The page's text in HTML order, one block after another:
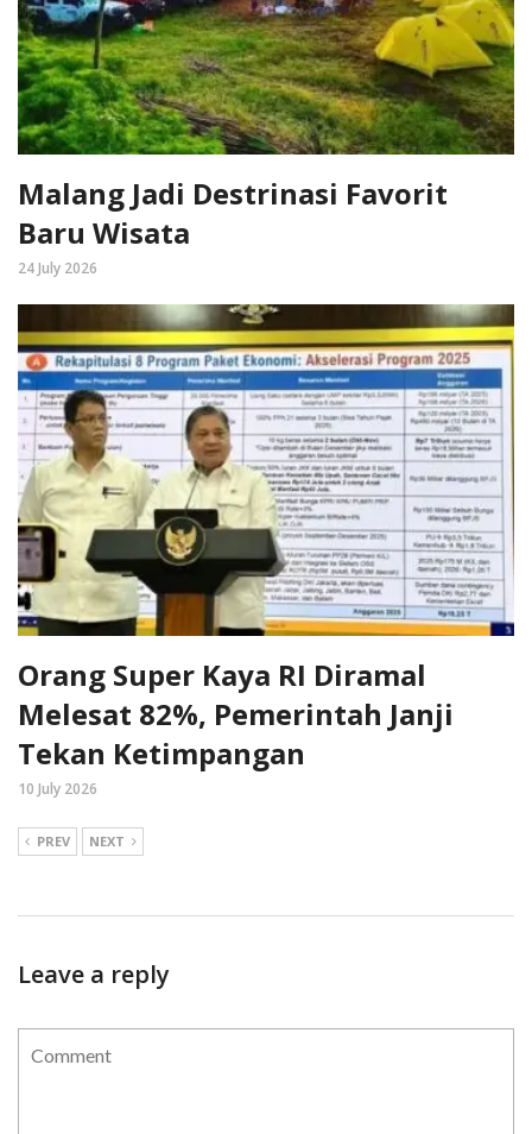
Malang Jadi Destrinasi Favorit
Baru Wisata
24 July 2026
Orang Super Kaya RI Diramal
Melesat 82%, Pemerintah Janji
Tekan Ketimpangan
10 July 2026
PREV NEXT
Leave a reply